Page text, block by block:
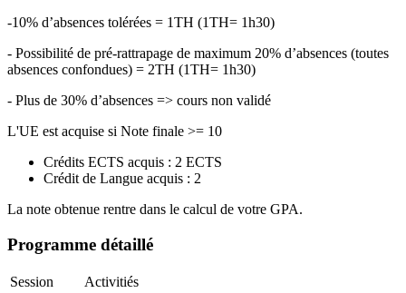
-10% d’absences tolérées = 1TH (1TH= 1h30)
- Possibilité de pré-rattrapage de maximum 20% d’absences (toutes
absences confondues) = 2TH (1TH= 1h30)
- Plus de 30% d’absences => cours non validé
L'UE est acquise si Note finale >= 10
Crédits ECTS acquis : 2 ECTS
Crédit de Langue acquis : 2
La note obtenue rentre dans le calcul de votre GPA.
Programme détaillé
Session
Activitiés